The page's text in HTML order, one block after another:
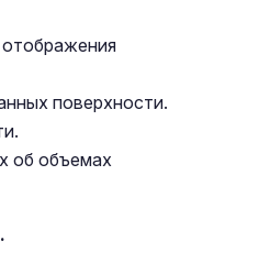
поверхности.
об объемах